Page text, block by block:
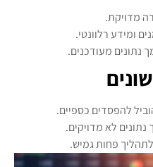
מדויקת.
ומידע רלוונטי.
נתונים מעודכנים.
להפסדים כספיים.
לא מדויקים.
פחות גמיש.